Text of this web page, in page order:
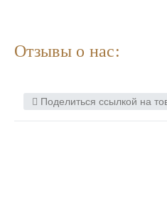
Отзывы о нас:
Поделиться ссылкой на